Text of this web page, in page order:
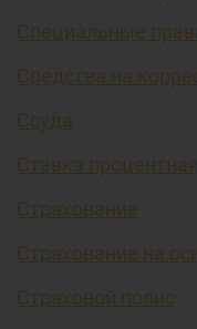
Специальные
Средства на
Ссуда
Ставка процентная
Страхование
Страхование на
Страховой полис